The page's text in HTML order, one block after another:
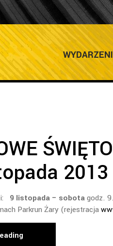
2013
9 listopada – sobotagodz.
Parkrun Żary (rejestracja